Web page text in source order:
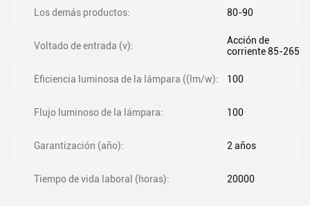
Los demás productos: 80-90
Voltado de entrada (v):
Acción de
corriente 85-265V
Eficiencia luminosa de la lámpara ((lm/w): 100
Flujo luminoso de la lámpara: 100
Garantización (año): 2 años
Tiempo de vida laboral (horas): 20000